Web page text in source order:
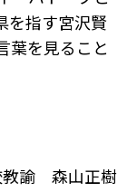
を指す宮沢賢
葉を見ること
教諭 森山正樹